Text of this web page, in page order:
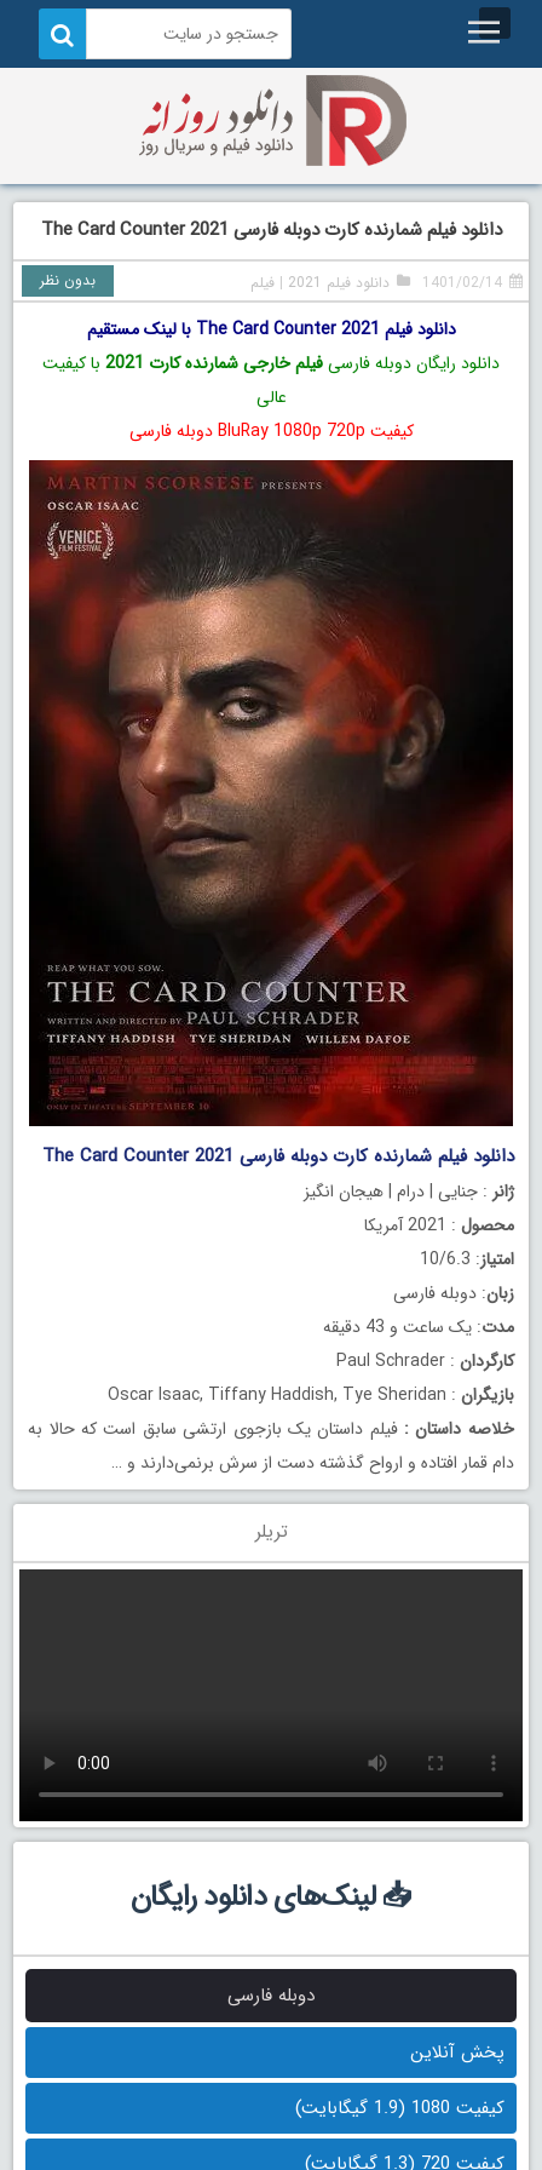
دانلود فیلم شمارنده کارت دوبله فارسی The Card Counter 2021
1401/02/14 دانلود فیلم 2021 |فیلم بدون نظر
دانلود فیلم The Card Counter 2021 با لینک مستقیم
دانلود رایگان دوبله فارسیفیلم خارجی شمارنده کارت 2021
با کیفیت
عالی
کیفیت BluRay 1080p 720p دوبله فارسی
دانلود فیلم شمارنده کارت دوبله فارسی The Card Counter 2021
ژانر : جنایی | درام | هیجان انگیز
محصول : 2021 آمریکا
امتیاز: 10/6.3
زبان: دوبله فارسی
مدت: یک ساعت و 43 دقیقه
کارگردان : Paul Schrader
بازیگران : Oscar Isaac, Tiffany Haddish, Tye Sheridan
خلاصه داستان : فیلم داستان یک بازجوی ارتشی سابق است که حالا به
دام قمار افتاده و ارواح گذشته دست از سرش برنمی‌دارند و …
تریلر
📥 لینک‌های دانلود رایگان
دوبله فارسی
پخش آنلاین
کیفیت 1080 (1.9 گیگابایت)
کیفیت 720 (1.3 گیگابایت)